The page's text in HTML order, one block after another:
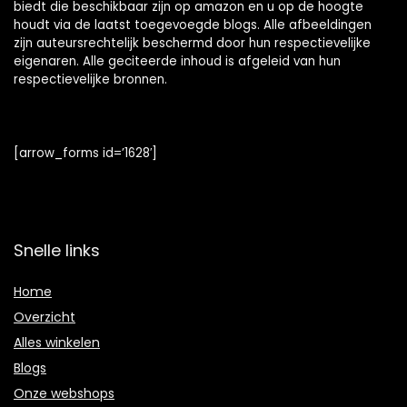
biedt die beschikbaar zijn op amazon en u op de hoogte
houdt via de laatst toegevoegde blogs. Alle afbeeldingen
zijn auteursrechtelijk beschermd door hun respectievelijke
eigenaren. Alle geciteerde inhoud is afgeleid van hun
respectievelijke bronnen.
[arrow_forms id=’1628′]
Snelle links
Home
Overzicht
Alles winkelen
Blogs
Onze webshops